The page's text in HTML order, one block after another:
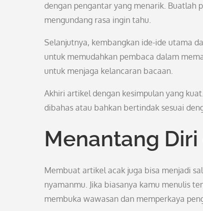
dengan pengantar yang menarik. Buatlah
mengundang rasa ingin tahu.
Selanjutnya, kembangkan ide-ide utama
untuk memudahkan pembaca dalam
untuk menjaga kelancaran bacaan.
Akhiri artikel dengan kesimpulan yang
dibahas atau bahkan bertindak sesuai
Menantang
Membuat artikel acak juga bisa menjadi
nyamanmu. Jika biasanya kamu menulis
membuka wawasan dan memperkaya